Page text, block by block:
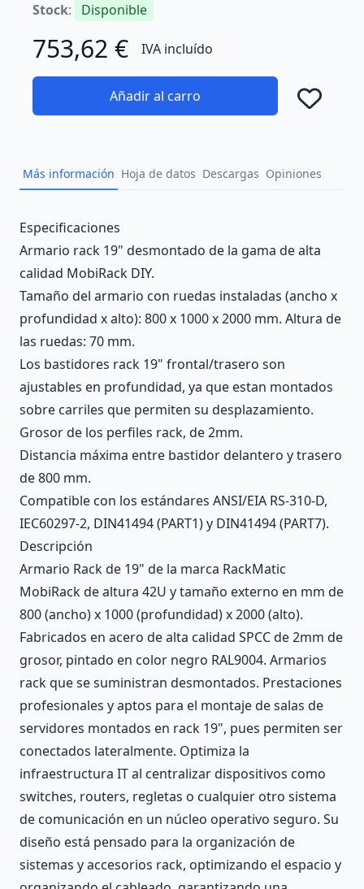
Stock: Disponible
753,62 € IVA incluído
Añadir al carro
Más información Hoja de datos Descargas Opiniones
Description
Especificaciones
Armario rack 19" desmontado de la gama de alta
calidad MobiRack DIY.
Tamaño del armario con ruedas instaladas (ancho x
profundidad x alto): 800 x 1000 x 2000 mm. Altura de
las ruedas: 70 mm.
Los bastidores rack 19" frontal/trasero son
ajustables en profundidad, ya que estan montados
sobre carriles que permiten su desplazamiento.
Grosor de los perfiles rack, de 2mm.
Distancia máxima entre bastidor delantero y trasero
de 800 mm.
Compatible con los estándares ANSI/EIA RS-310-D,
IEC60297-2, DIN41494 (PART1) y DIN41494 (PART7).
Descripción
Armario Rack de 19" de la marca RackMatic
MobiRack de altura 42U y tamaño externo en mm de
800 (ancho) x 1000 (profundidad) x 2000 (alto).
Fabricados en acero de alta calidad SPCC de 2mm de
grosor, pintado en color negro RAL9004. Armarios
rack que se suministran desmontados. Prestaciones
profesionales y aptos para el montaje de salas de
servidores montados en rack 19", pues permiten ser
conectados lateralmente. Optimiza la
infraestructura IT al centralizar dispositivos como
switches, routers, regletas o cualquier otro sistema
de comunicación en un núcleo operativo seguro. Su
diseño está pensado para la organización de
sistemas y accesorios rack, optimizando el espacio y